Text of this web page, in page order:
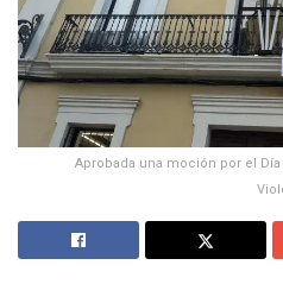
Aprobada una moción por el